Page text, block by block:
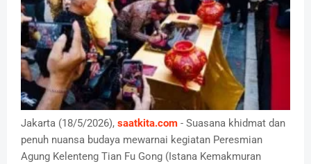
Jakarta (18/5/2026), saatkita.com - Suasana khidmat dan
penuh nuansa budaya mewarnai kegiatan Peresmian
Agung Kelenteng Tian Fu Gong (Istana Kemakmuran